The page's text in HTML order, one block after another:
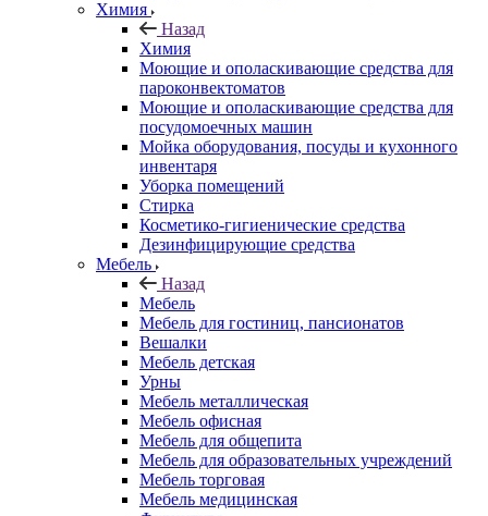
Химия
Назад
Химия
Моющие и ополаскивающие средства для
пароконвектоматов
Моющие и ополаскивающие средства для
посудомоечных машин
Мойка оборудования, посуды и кухонного
инвентаря
Уборка помещений
Стирка
Косметико-гигиенические средства
Дезинфицирующие средства
Мебель
Назад
Мебель
Мебель для гостиниц, пансионатов
Вешалки
Мебель детская
Урны
Мебель металлическая
Мебель офисная
Мебель для общепита
Мебель для образовательных учреждений
Мебель торговая
Мебель медицинская